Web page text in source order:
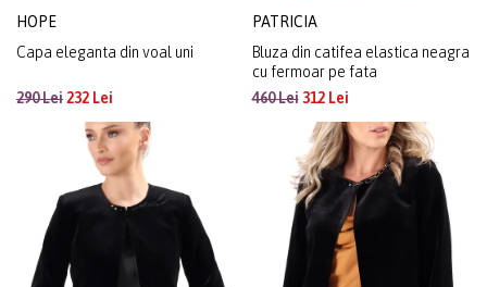
HOPE
Capa eleganta din voal uni
290 Lei232 Lei
PATRICIA
Bluza din catifea elastica neagra
cu fermoar pe fata
460 Lei312 Lei